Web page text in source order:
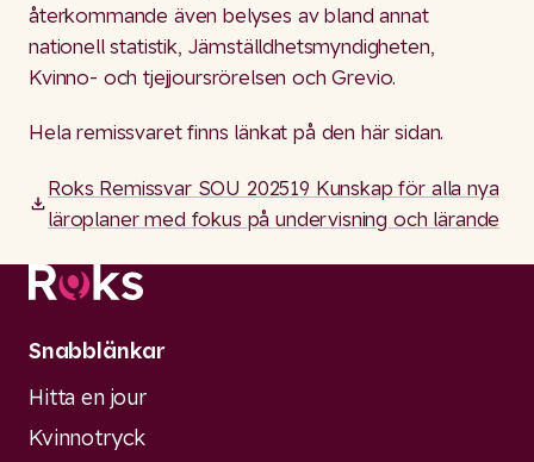
återkommande även belyses av bland annat
nationell statistik, Jämställdhetsmyndigheten,
Kvinno- och tjejjoursrörelsen och Grevio.
Hela remissvaret finns länkat på den här sidan.
Roks Remissvar SOU 202519 Kunskap för alla nya
läroplaner med fokus på undervisning och lärande
Snabblänkar
Hitta en jour
Kvinnotryck